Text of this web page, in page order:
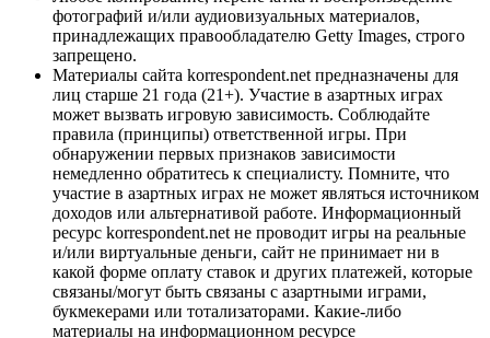
фотографий и/или аудиовизуальных материалов,
принадлежащих правообладателю Getty Images, строго
запрещено.
Материалы сайта korrespondent.net предназначены для
лиц старше 21 года (21+). Участие в азартных играх
может вызвать игровую зависимость. Соблюдайте
правила (принципы) ответственной игры. При
обнаружении первых признаков зависимости
немедленно обратитесь к специалисту. Помните, что
участие в азартных играх не может являться источником
доходов или альтернативой работе. Информационный
ресурс korrespondent.net не проводит игры на реальные
и/или виртуальные деньги, сайт не принимает ни в
какой форме оплату ставок и других платежей, которые
связаны/могут быть связаны с азартными играми,
букмекерами или тотализаторами. Какие-либо
материалы на информационном ресурсе